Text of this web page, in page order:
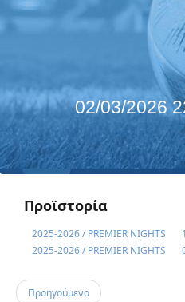
02/03/2026
Προϊστορία
2025-2026 / PREMIER NIGHTS
2025-2026 / PREMIER NIGHTS
Προηγούμενο